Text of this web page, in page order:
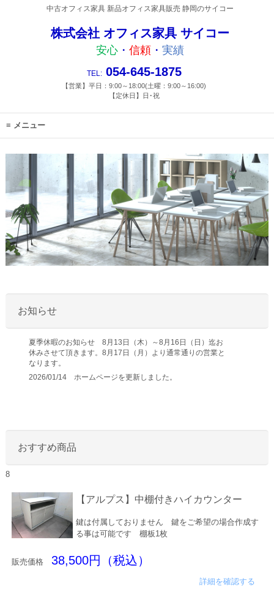
中古オフィス家具 新品オフィス家具販売 静岡のサイコー
株式会社 オフィス家具 サイコー
安心 ・ 信頼 ・ 実績
TEL:054-645-1875
【営業】平日：9:00～18:00(土曜：9:00～16:00)
【定休日】日･祝
メニュー
お知らせ
夏季休暇のお知らせ 8月13日（木）～8月16日（日）迄お
休みさせて頂きます。8月17日（月）より通常通りの営業と
なります。
2026/01/14 ホームページを更新しました。
おすすめ商品
8
【アルプス】中棚付きハイカウンター
鍵は付属しておりません 鍵をご希望の場合作成す
る事は可能です 棚板1枚
販売価格 38,500円（税込）
詳細を確認する